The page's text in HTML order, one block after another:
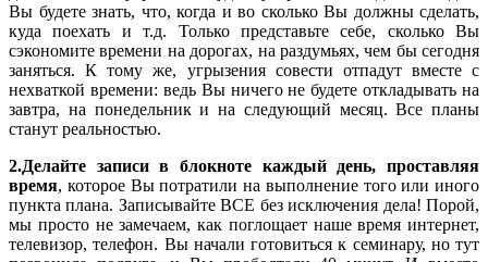
Вы будете знать, что, когда и во сколько Вы должны сделать,
куда поехать и т.д. Только представьте себе, сколько Вы
сэкономите времени на дорогах, на раздумьях, чем бы сегодня
заняться. К тому же, угрызения совести отпадут вместе с
нехваткой времени: ведь Вы ничего не будете откладывать на
завтра, на понедельник и на следующий месяц. Все планы
станут реальностью.
2.Делайте записи в блокноте каждый день, проставляя
время, которое Вы потратили на выполнение того или иного
пункта плана. Записывайте ВСЕ без исключения дела! Порой,
мы просто не замечаем, как поглощает наше время интернет,
телевизор, телефон. Вы начали готовиться к семинару, но тут